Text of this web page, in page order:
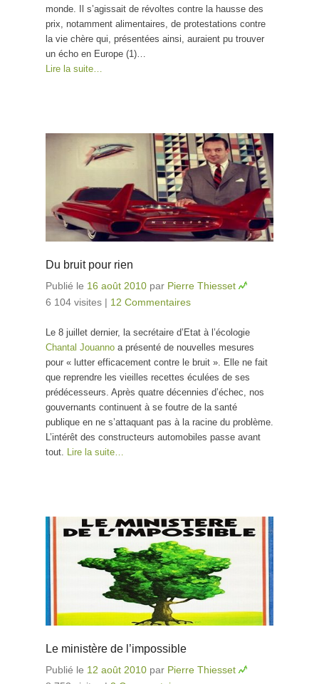
monde. Il s’agissait de révoltes contre la hausse des
prix, notamment alimentaires, de protestations contre
la vie chère qui, présentées ainsi, auraient pu trouver
un écho en Europe (1)…
Lire la suite…
Du bruit pour rien
Publié le 16 août 2010 par Pierre Thiesset
6 104 visites | 12 Commentaires
Le 8 juillet dernier, la secrétaire d’Etat à l’écologie
Chantal Jouanno a présenté de nouvelles mesures
pour « lutter efficacement contre le bruit ». Elle ne fait
que reprendre les vieilles recettes éculées de ses
prédécesseurs. Après quatre décennies d’échec, nos
gouvernants continuent à se foutre de la santé
publique en ne s’attaquant pas à la racine du problème.
L’intérêt des constructeurs automobiles passe avant
tout. Lire la suite…
Le ministère de l’impossible
Publié le 12 août 2010 par Pierre Thiesset